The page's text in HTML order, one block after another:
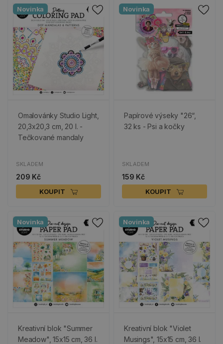
Novinka
Omalovánky Studio Light,
20,3x20,3 cm, 20 l. -
Tečkované mandaly
SKLADEM
209 Kč
KOUPIT
Novinka
Papírové výseky "26“,
32 ks - Psi a kočky
SKLADEM
159 Kč
KOUPIT
Novinka
Kreativní blok "Summer
Meadow", 15x15 cm, 36 l.
Novinka
Kreativní blok "Violet
Musings", 15x15 cm, 36 l.